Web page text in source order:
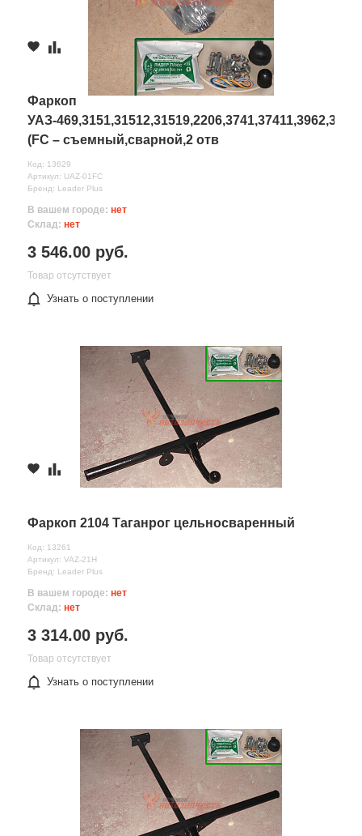
Фаркоп
УАЗ-
(FC – съемный,сварной,2 отв
Код: 13629
Артикул: UAZ-01FC
Бренд: Leader Plus
В вашем городе: нет
Склад: нет
3 546.00 руб.
Товар отсутствует
Узнать о поступлении
Фаркоп 2104 Таганрог цельносваренный
Код: 13261
Артикул: VAZ-21H
Бренд: Leader Plus
В вашем городе: нет
Склад: нет
3 314.00 руб.
Товар отсутствует
Узнать о поступлении